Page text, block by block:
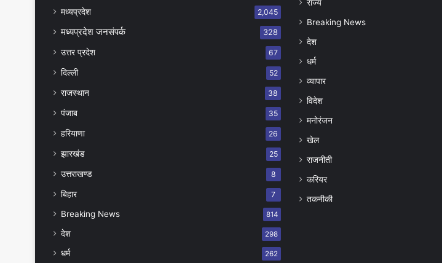
मध्यप्रदेश 2,045
मध्यप्रदेश जनसंपर्क 328
उत्तर प्रदेश 67
दिल्ली 52
राजस्थान 38
पंजाब 35
हरियाणा 26
झारखंड 25
उत्तराखण्ड 8
बिहार 7
Breaking News 814
देश 298
धर्म 262
राज्य
Breaking News
देश
धर्म
व्यापार
विदेश
मनोरंजन
खेल
राजनीती
करियर
तकनीकी